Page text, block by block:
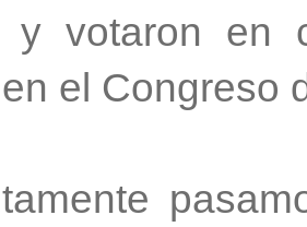
y votaron en
el Congreso